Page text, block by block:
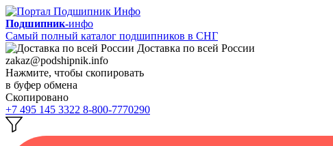
Подшипник-инфо
Самый полный каталог подшипников в СНГ
Доставка по всей России
zakaz@podshipnik.info
Нажмите, чтобы скопировать
в буфер обмена
Скопировано
+7 495 145 3322 8-800-7770290